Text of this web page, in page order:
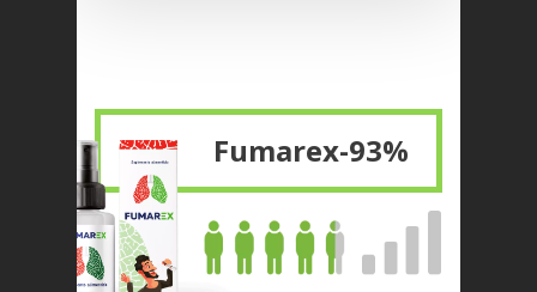
Fumarex-93%